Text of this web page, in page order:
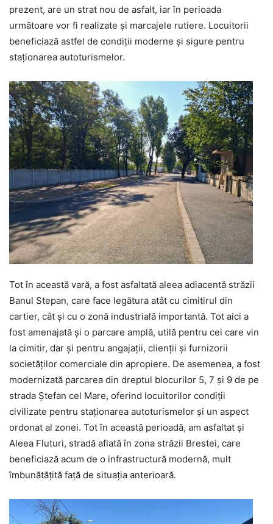
prezent, are un strat nou de asfalt, iar în perioada
următoare vor fi realizate și marcajele rutiere. Locuitorii
beneficiază astfel de condiții moderne și sigure pentru
staționarea autoturismelor.
Tot în această vară, a fost asfaltată aleea adiacentă străzii
Banul Stepan, care face legătura atât cu cimitirul din
cartier, cât și cu o zonă industrială importantă. Tot aici a
fost amenajată și o parcare amplă, utilă pentru cei care vin
la cimitir, dar și pentru angajații, clienții și furnizorii
societăților comerciale din apropiere. De asemenea, a fost
modernizată parcarea din dreptul blocurilor 5, 7 și 9 de pe
strada Ștefan cel Mare, oferind locuitorilor condiții
civilizate pentru staționarea autoturismelor și un aspect
ordonat al zonei. Tot în această perioadă, am asfaltat și
Aleea Fluturi, stradă aflată în zona străzii Brestei, care
beneficiază acum de o infrastructură modernă, mult
îmbunătățită față de situația anterioară.